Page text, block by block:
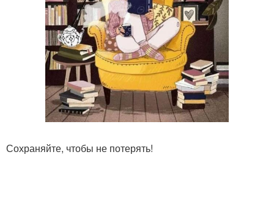
Сохраняйте, чтобы не потерять!